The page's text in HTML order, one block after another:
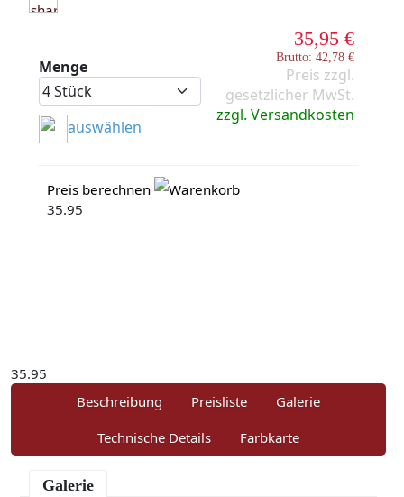
Menge
auswählen
35,95 €
Brutto: 42,78 €
Preis zzgl.
gesetzlicher MwSt.
zzgl. Versandkosten
Preis berechnen
Warenkorb
35.95
35.95
Beschreibung
Preisliste
Galerie
Technische Details
Farbkarte
Galerie